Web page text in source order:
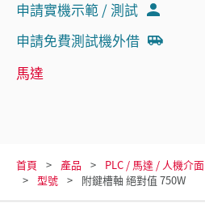
申請實機示範 / 測試
申請免費測試機外借
馬達
首頁 產品 PLC / 馬達 / 人機介面
型號
附鍵槽軸 絕對值 750W